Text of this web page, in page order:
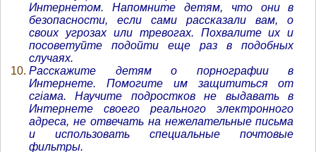
Интернетом. Напомните детям, что они в
безопасности, если сами рассказали вам, о
своих угрозах или тревогах. Похвалите их и
посоветуйте подойти еще раз в подобных
случаях.
Расскажите детям о порнографии в
Интернете. Помогите им защититься от
сгіама. Научите подростков не выдавать в
Интернете своего реального электронного
адреса, не отвечать на нежелательные письма
и использовать специальные почтовые
фильтры.